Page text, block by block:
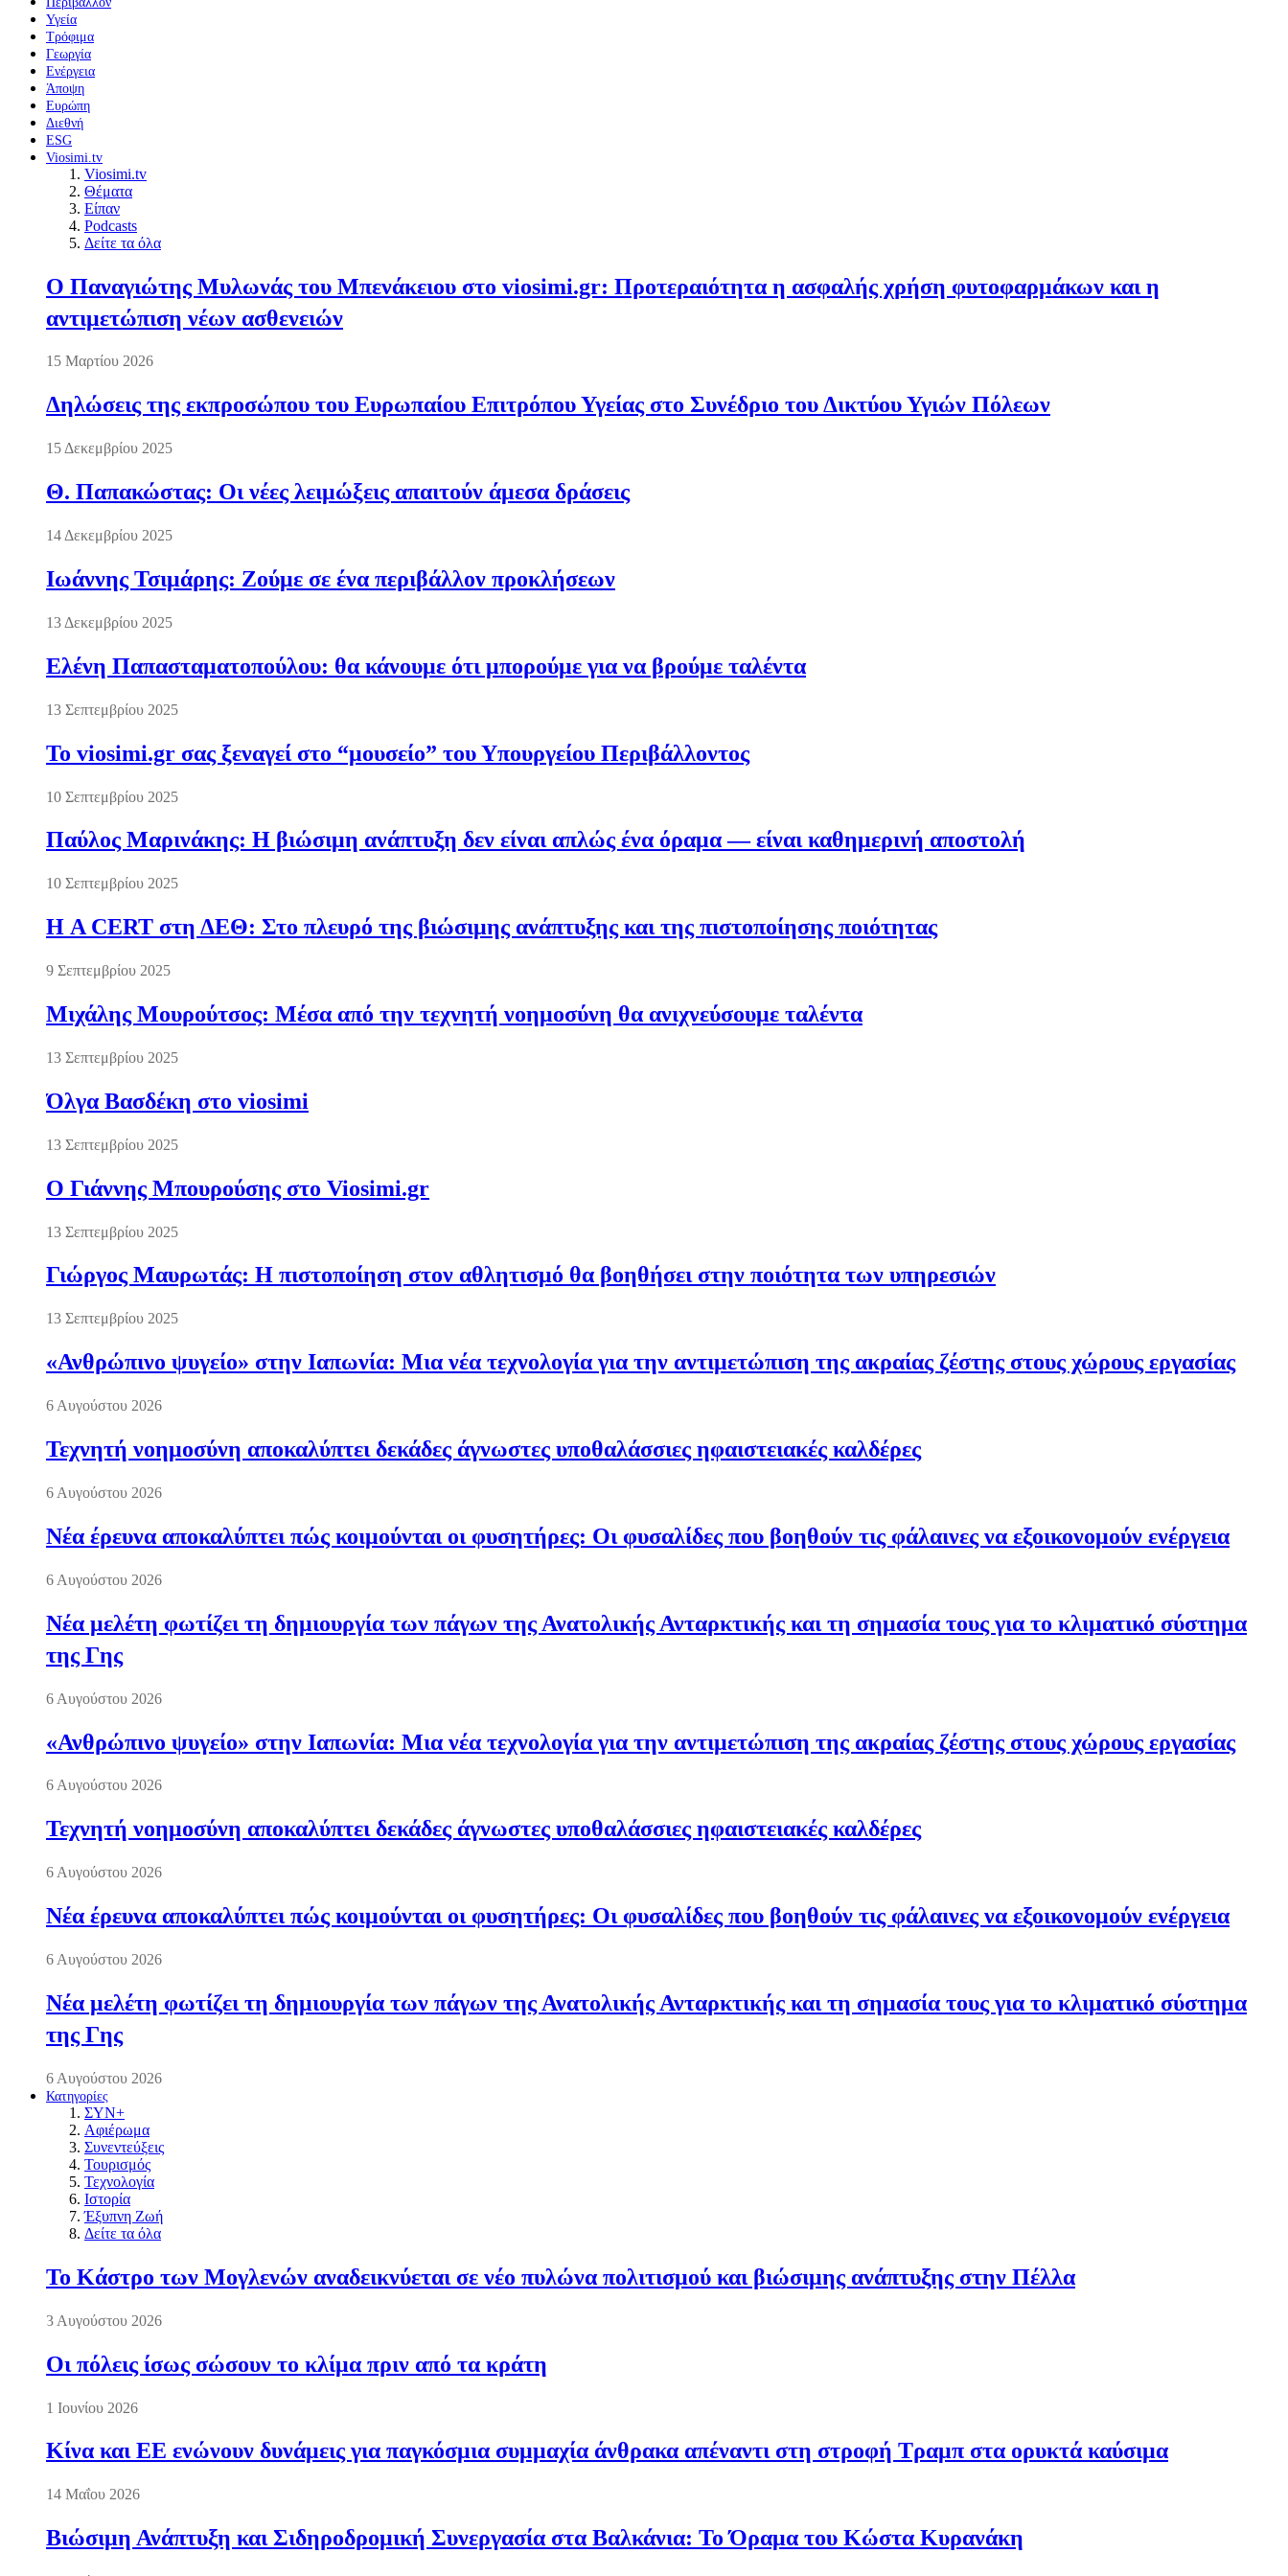
Υγεία
Τρόφιμα
Γεωργία
Ενέργεια
Άποψη
Ευρώπη
Διεθνή
ESG
Viosimi.tv
Viosimi.tv
Θέματα
Είπαν
Podcasts
Δείτε τα όλα
Ο Παναγιώτης Μυλωνάς του Μπενάκειου στο viosimi.gr: Προτεραιότητα η ασφαλής χρήση φυτοφαρμάκων και η
αντιμετώπιση νέων ασθενειών
15 Μαρτίου 2026
Δηλώσεις της εκπροσώπου του Ευρωπαίου Επιτρόπου Υγείας στο Συνέδριο του Δικτύου Υγιών Πόλεων
15 Δεκεμβρίου 2025
Θ. Παπακώστας: Οι νέες λειμώξεις απαιτούν άμεσα δράσεις
14 Δεκεμβρίου 2025
Ιωάννης Τσιμάρης: Ζούμε σε ένα περιβάλλον προκλήσεων
13 Δεκεμβρίου 2025
Ελένη Παπασταματοπούλου: θα κάνουμε ότι μπορούμε για να βρούμε ταλέντα
13 Σεπτεμβρίου 2025
Το viosimi.gr σας ξεναγεί στο “μουσείο” του Υπουργείου Περιβάλλοντος
10 Σεπτεμβρίου 2025
Παύλος Μαρινάκης: Η βιώσιμη ανάπτυξη δεν είναι απλώς ένα όραμα — είναι καθημερινή αποστολή
10 Σεπτεμβρίου 2025
Η A CERT στη ΔΕΘ: Στο πλευρό της βιώσιμης ανάπτυξης και της πιστοποίησης ποιότητας
9 Σεπτεμβρίου 2025
Μιχάλης Μουρούτσος: Μέσα από την τεχνητή νοημοσύνη θα ανιχνεύσουμε ταλέντα
13 Σεπτεμβρίου 2025
Όλγα Βασδέκη στο viosimi
13 Σεπτεμβρίου 2025
Ο Γιάννης Μπουρούσης στο Viosimi.gr
13 Σεπτεμβρίου 2025
Γιώργος Μαυρωτάς: Η πιστοποίηση στον αθλητισμό θα βοηθήσει στην ποιότητα των υπηρεσιών
13 Σεπτεμβρίου 2025
«Ανθρώπινο ψυγείο» στην Ιαπωνία: Μια νέα τεχνολογία για την αντιμετώπιση της ακραίας ζέστης στους χώρους εργασίας
6 Αυγούστου 2026
Τεχνητή νοημοσύνη αποκαλύπτει δεκάδες άγνωστες υποθαλάσσιες ηφαιστειακές καλδέρες
6 Αυγούστου 2026
Νέα έρευνα αποκαλύπτει πώς κοιμούνται οι φυσητήρες: Οι φυσαλίδες που βοηθούν τις φάλαινες να εξοικονομούν ενέργεια
6 Αυγούστου 2026
Νέα μελέτη φωτίζει τη δημιουργία των πάγων της Ανατολικής Ανταρκτικής και τη σημασία τους για το κλιματικό σύστημα
της Γης
6 Αυγούστου 2026
«Ανθρώπινο ψυγείο» στην Ιαπωνία: Μια νέα τεχνολογία για την αντιμετώπιση της ακραίας ζέστης στους χώρους εργασίας
6 Αυγούστου 2026
Τεχνητή νοημοσύνη αποκαλύπτει δεκάδες άγνωστες υποθαλάσσιες ηφαιστειακές καλδέρες
6 Αυγούστου 2026
Νέα έρευνα αποκαλύπτει πώς κοιμούνται οι φυσητήρες: Οι φυσαλίδες που βοηθούν τις φάλαινες να εξοικονομούν ενέργεια
6 Αυγούστου 2026
Νέα μελέτη φωτίζει τη δημιουργία των πάγων της Ανατολικής Ανταρκτικής και τη σημασία τους για το κλιματικό σύστημα
της Γης
6 Αυγούστου 2026
Κατηγορίες
ΣΥΝ+
Αφιέρωμα
Συνεντεύξεις
Τουρισμός
Τεχνολογία
Ιστορία
Έξυπνη Ζωή
Δείτε τα όλα
Το Κάστρο των Μογλενών αναδεικνύεται σε νέο πυλώνα πολιτισμού και βιώσιμης ανάπτυξης στην Πέλλα
3 Αυγούστου 2026
Οι πόλεις ίσως σώσουν το κλίμα πριν από τα κράτη
1 Ιουνίου 2026
Κίνα και ΕΕ ενώνουν δυνάμεις για παγκόσμια συμμαχία άνθρακα απέναντι στη στροφή Τραμπ στα ορυκτά καύσιμα
14 Μαΐου 2026
Βιώσιμη Ανάπτυξη και Σιδηροδρομική Συνεργασία στα Βαλκάνια: Το Όραμα του Κώστα Κυρανάκη